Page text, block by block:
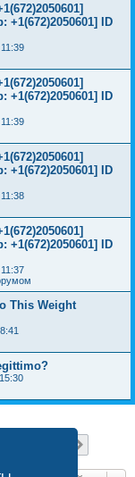
ID
ID
ID
ID
This Weight